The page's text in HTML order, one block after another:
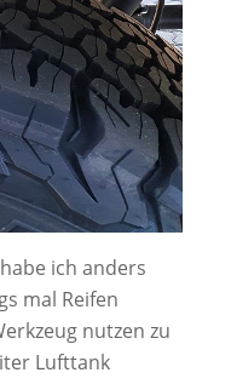
ich anders
mal Reifen
nutzen zu
Lufttank